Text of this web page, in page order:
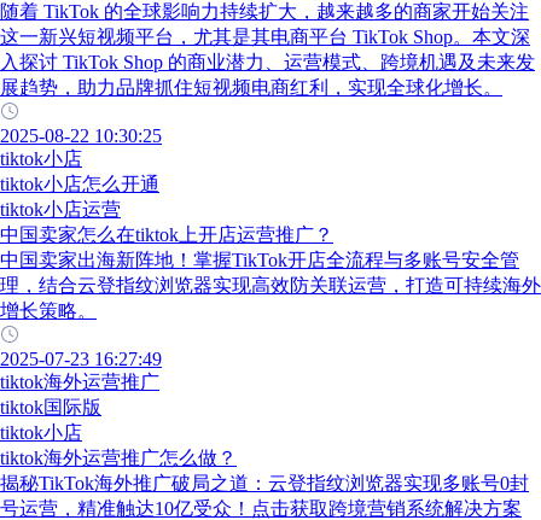
随着 TikTok 的全球影响力持续扩大，越来越多的商家开始关注
这一新兴短视频平台，尤其是其电商平台 TikTok Shop。本文深
入探讨 TikTok Shop 的商业潜力、运营模式、跨境机遇及未来发
展趋势，助力品牌抓住短视频电商红利，实现全球化增长。
2025-08-22 10:30:25
tiktok小店
tiktok小店怎么开通
tiktok小店运营
中国卖家怎么在tiktok上开店运营推广？
中国卖家出海新阵地！掌握TikTok开店全流程与多账号安全管
理，结合云登指纹浏览器实现高效防关联运营，打造可持续海外
增长策略。
2025-07-23 16:27:49
tiktok海外运营推广
tiktok国际版
tiktok小店
tiktok海外运营推广怎么做？
揭秘TikTok海外推广破局之道：云登指纹浏览器实现多账号0封
号运营，精准触达10亿受众！点击获取跨境营销系统解决方案